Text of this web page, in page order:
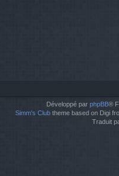
Développé par phpBB®
Simm's Club theme based on Digi
Traduit